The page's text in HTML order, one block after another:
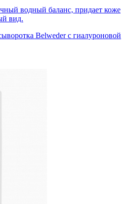
водный баланс, придает коже
вид.
Belweder с гиалуроновой